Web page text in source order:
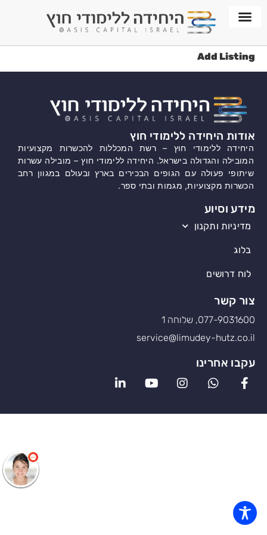
Add Listing
אודות היחידה ללימודי חוץ
היחידה ללימודי חוץ – רשת המכללות להכשרות מקצועיות
המובילה והגדולה בישראל. היחידה ללימודי חוץ – מובילה עשרות
שיתופי פעולה עם הגופים הבכירים בארץ ובעולם במגוון רחב
הכשרות מקצועיות, מגמות ובתי ספר.
מידע וסיוע
מדיניות ותקנון
בלוג
לוח דרושים
צור קשר
077-9031600, שלוחה 1
service@limudey-hutz.co.il
עקבו אחרינו